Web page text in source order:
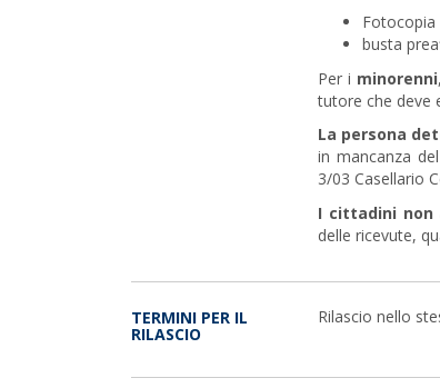
busta
Per i minorenni
tutore che deve
La persona
in mancanza
3/03 Casellario
I cittadini non
delle ricevute,
TERMINI PER IL
RILASCIO
Rilascio nello